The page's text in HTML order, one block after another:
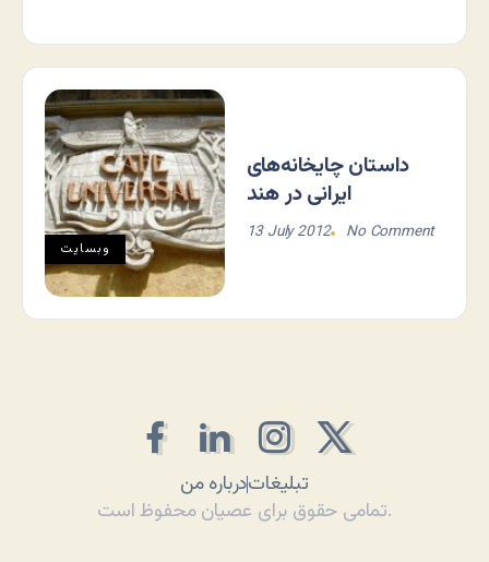
وبسایت
داستان چایخانه‌های
ایرانی در هند
13 July 2012 No Comment
درباره منتبلیغات
تمامی حقوق برای عصیان محفوظ است.